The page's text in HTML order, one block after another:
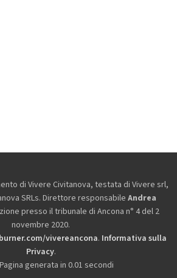
di Vivere Civitanova, testata di Vivere srl,
SRLs. Direttore responsabile Andrea
presso il tribunale di Ancona n° 4 del 2
novembre 2020.
vivereancona. Informativa sulla
Privacy.
generata in 0.01 secondi